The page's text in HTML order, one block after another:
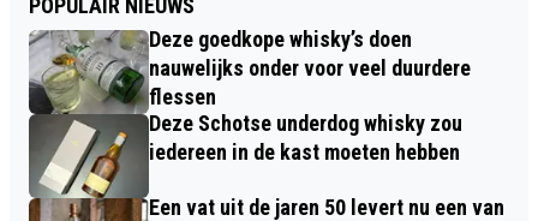
Deze goedkope whisky’s doen
nauwelijks onder voor veel duurdere
flessen
Deze Schotse underdog whisky zou
iedereen in de kast moeten hebben
Een vat uit de jaren 50 levert nu een van